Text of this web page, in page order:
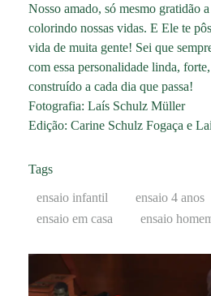
Nosso amado, só mesmo gratidão
colorindo nossas vidas. E Ele te
vida de muita gente! Sei que
com essa personalidade linda,
construído a cada dia que passa!
Fotografia: Laís Schulz Müller
Edição: Carine Schulz Fogaça e
Tags
ensaio infantil ensaio 4 anos
ensaio em casa
ensaio